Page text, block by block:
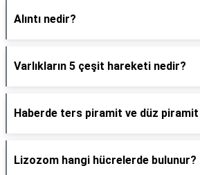
Alıntı nedir?
Varlıkların 5 çeşit hareketi nedir?
Haberde ters piramit ve düz piramit
Lizozom hangi hücrelerde bulunur?